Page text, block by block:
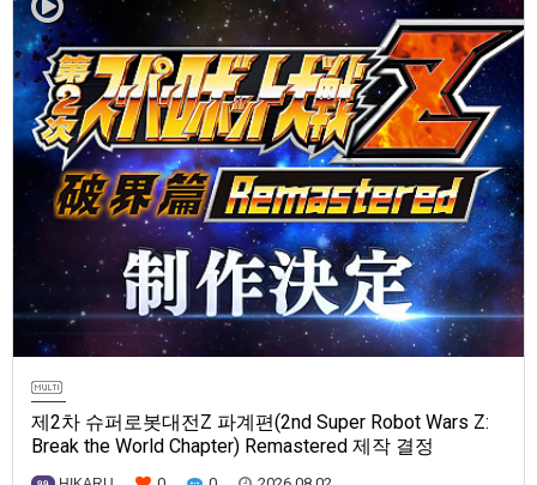
확장팩’을 2026년 …
제2차 슈퍼로봇대전Z 파계편(2nd Super Robot Wars Z:
Break the World Chapter) Remastered 제작 결정